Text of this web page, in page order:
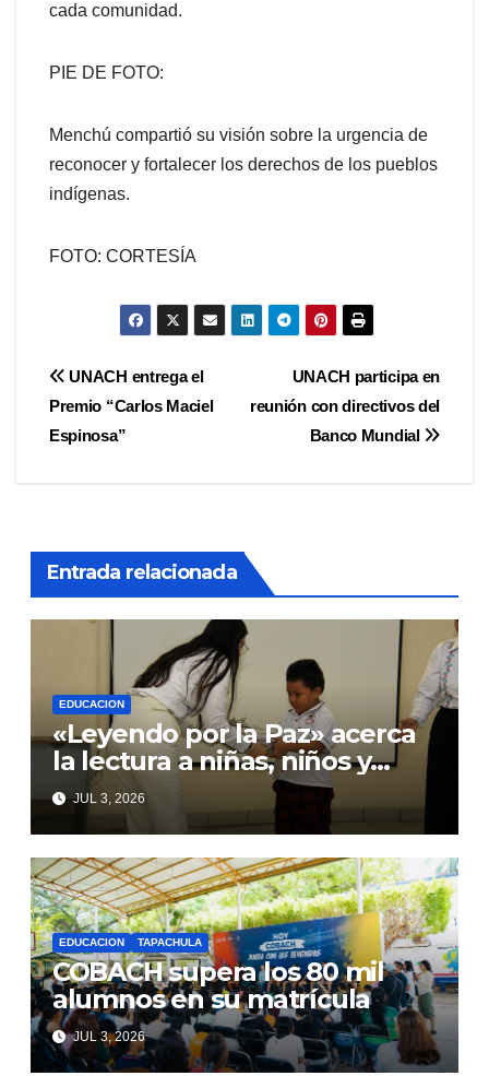
cada comunidad.
PIE DE FOTO:
Menchú compartió su visión sobre la urgencia de
reconocer y fortalecer los derechos de los pueblos
indígenas.
FOTO: CORTESÍA
Navegación
de
UNACH participa en
reunión con directivos del
Banco Mundial
UNACH entrega el
Premio “Carlos Maciel
Espinosa”
Entrada relacionada
EDUCACION
«Leyendo por la Paz» acerca
la lectura a niñas, niños y
adolescentes con TEA
JUL 3, 2026
EDUCACION TAPACHULA
COBACH supera los 80 mil
alumnos en su matrícula
JUL 3, 2026